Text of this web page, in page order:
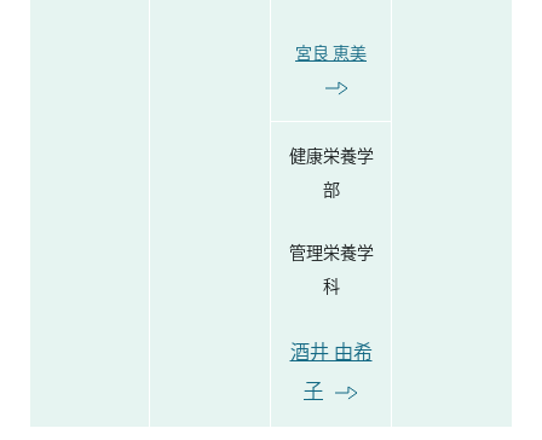
宮良 恵美
健康栄養学
部
管理栄養学
科
酒井 由希
子